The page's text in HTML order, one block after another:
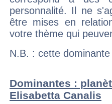
personnalité. Il ne
être mises en
votre thème qui
N.B. : cette
Dominantes :
Elisabetta Canalis